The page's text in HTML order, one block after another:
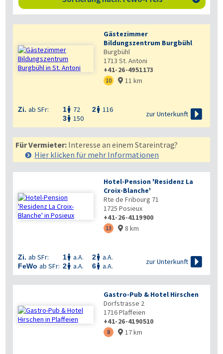
Gästezimmer
Bildungszentrum Burgbühl
Burgbühl
1713 St. Antoni
+41-26-4951173
10  11 km
Zi. ab SFr: 1 72 2 116
3 150
zur Unterkunft 
Für Vermieter: Interesse an einem Stareintrag?
Hier klicken für mehr Informationen
Hotel-Pension 'Residenz La
Croix-Blanche'
Rte de Fribourg 71
1725 Posieux
+41-26-4119900
13  8 km
Zi. ab SFr: 1 a.A. 2 a.A.
FeWo ab SFr: 2 a.A. 6 a.A.
zur Unterkunft 
Gastro-Pub & Hotel Hirschen
Dorfstrasse 2
1716Plaffeien
+41-26-4190510
8  17 km